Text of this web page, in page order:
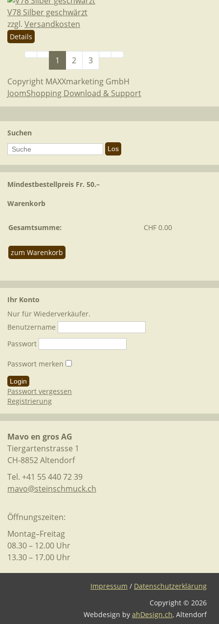
V78 Silber geschwärzt
zzgl. Versandkosten
Details
1 2
3
Copyright MAXXmarketing GmbH
JoomShopping Download & Support
Suchen
Mindestbestellpreis Fr. 50.–
Warenkorb
Gesamtsumme: CHF 0.00
zum Warenkorb
Ihr Konto
Nur für Wiederverkäufer.
Benutzername
Passwort
Passwort merken
Passwort vergessen
Registrierung
Mavo en gros AG
Tiergartenstrasse 1
CH-8852 Altendorf
Tel. +41 55 440 72 39
mavo@steinschmuck.ch
Öffnungszeiten:
Montag–Freitag
08.30 – 12.00 Uhr
13.30 – 17.00 Uhr
Impressum / Datenschutzerklärung
Copyright © 2026
Webdesign by ahDesign.ch, Altendorf